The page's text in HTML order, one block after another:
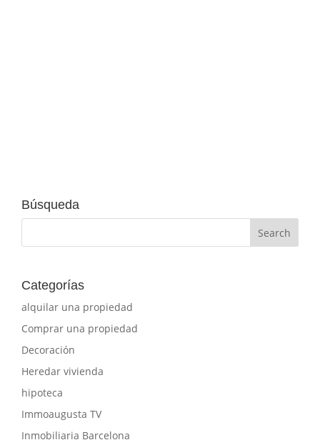
Búsqueda
Categorías
alquilar una propiedad
Comprar una propiedad
Decoración
Heredar vivienda
hipoteca
Immoaugusta TV
Inmobiliaria Barcelona